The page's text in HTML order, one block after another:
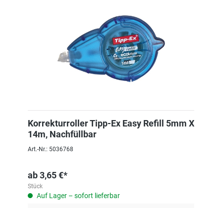
Korrekturroller Tipp-Ex Easy Refill 5mm X
14m, Nachfüllbar
Art.-Nr.: 5036768
ab3,65 €*
Stück
Auf Lager – sofort lieferbar